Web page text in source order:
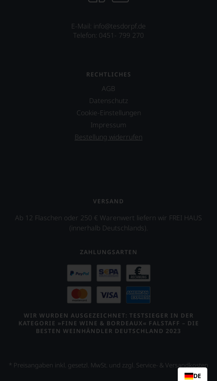
E-Mail: info@tesdorpf.de
Telefon: 0451- 799 270
RECHTLICHES
AGB
Datenschutz
Cookie-Einstellungen
Impressum
Bestellung widerrufen
VERSAND
Ab 12 Flaschen oder 250 € Warenwert liefern wir FREI HAUS
(innerhalb Deutschlands).
ZAHLUNGSARTEN
WIR WURDEN AUSGEZEICHNET: TESTSIEGER IN DER
KATEGORIE »FINE WINE & BORDEAUX« FALSTAFF – DIE
BESTEN WEINHÄNDLER DEUTSCHLAND 2023
* Preisangaben inkl. gesetzl. MwSt. und zzgl. Service- & Versandkosten
DE